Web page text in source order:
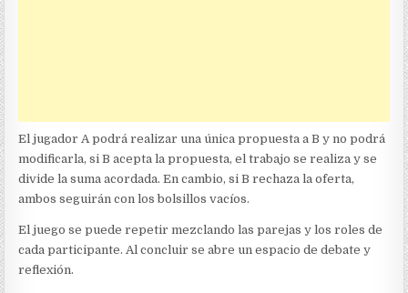
El jugador A podrá realizar una única propuesta a B y no podrá
modificarla, si B acepta la propuesta, el trabajo se realiza y se
divide la suma acordada. En cambio, si B rechaza la oferta,
ambos seguirán con los bolsillos vacíos.
El juego se puede repetir mezclando las parejas y los roles de
cada participante. Al concluir se abre un espacio de debate y
reflexión.